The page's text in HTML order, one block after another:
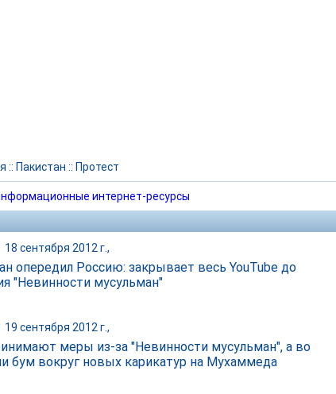
:: Пакистан :: Протест
интернет-ресурсы
18 сентября 2012 г.,
опередил Россию: закрывает весь YouTube до
"Невинности мусульман"
19 сентября 2012 г.,
меры из-за "Невинности мусульман", а во
бум вокруг новых карикатур на Мухаммеда